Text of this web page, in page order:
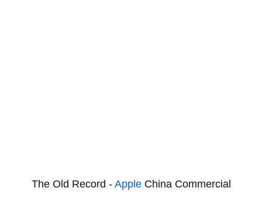
The Old Record - AppleChina Commercial